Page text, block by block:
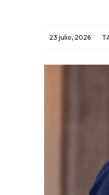
23 julio, 2026